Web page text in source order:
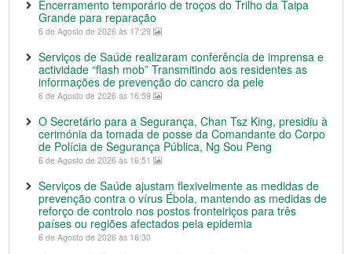
Encerramento temporário de troços do Trilho da Taipa
Grande para reparação
6 de Agosto de 2026 às 17:29
Serviços de Saúde realizaram conferência de imprensa e
actividade “flash mob” Transmitindo aos residentes as
informações de prevenção do cancro da pele
6 de Agosto de 2026 às 16:59
O Secretário para a Segurança, Chan Tsz King, presidiu à
cerimónia da tomada de posse da Comandante do Corpo
de Polícia de Segurança Pública, Ng Sou Peng
6 de Agosto de 2026 às 16:51
Serviços de Saúde ajustam flexivelmente as medidas de
prevenção contra o vírus Ébola, mantendo as medidas de
reforço de controlo nos postos fronteiriços para três
países ou regiões afectados pela epidemia
6 de Agosto de 2026 às 16:30